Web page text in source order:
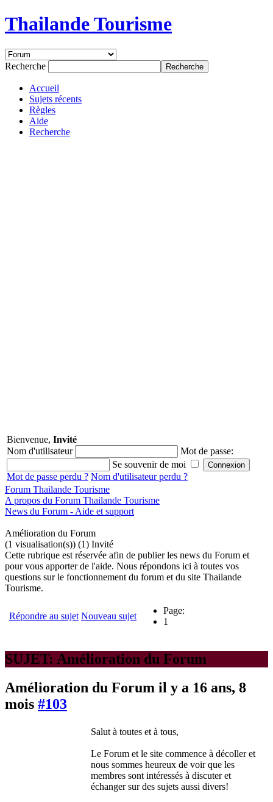
Thailande Tourisme
Recherche
Accueil
Sujets récents
Règles
Aide
Recherche
Bienvenue, Invité
Nom d'utilisateur
Mot de passe:
Se souvenir de moi
Mot de passe perdu ? Nom d'utilisateur perdu ?
Forum Thailande Tourisme
A propos du Forum Thailande Tourisme
News du Forum - Aide et support
Amélioration du Forum
(1 visualisation(s)) (1) Invité
Cette rubrique est réservée afin de publier les news du Forum et
pour vous apporter de l'aide. Nous répondons ici à toutes vos
questions sur le fonctionnement du forum et du site Thailande
Tourisme.
Répondre au sujet Nouveau sujet
Page:
1
SUJET: Amélioration du Forum
Amélioration du Forum il y a 16 ans, 8
mois #103
Salut à toutes et à tous,
Le Forum et le site commence à décoller et
nous sommes heureux de voir que les
membres sont intéressés à discuter et
échanger sur des sujets aussi divers!